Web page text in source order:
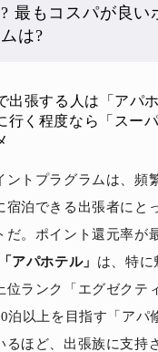
最もコスパが良い
は?
出張する人は「アパ
行く程度なら「スーパ
ントプラグラムは、頻
宿泊できる出張者にと
だ。ポイント還元率が
「アパホテル」 は、特に
位ランク「エグゼクテ
泊以上を目指す「アパ
るほど、出張族に支持